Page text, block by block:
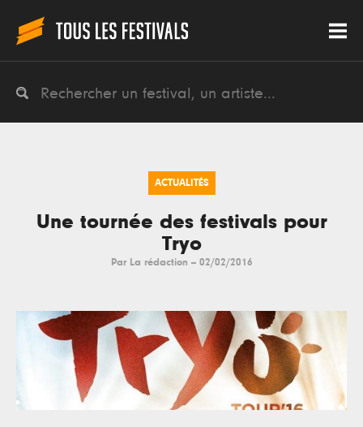
ACTUALITÉS
Une tournée des festivals pour
Tryo
Par La rédaction -- 02/02/2016